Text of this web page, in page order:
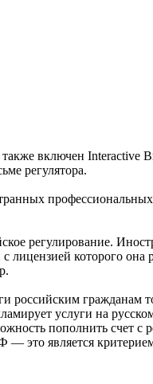
включен Interactive
регулятора.
регулирование.
лицензией которого
гражданам
услуги на
пополнить счет
— это является